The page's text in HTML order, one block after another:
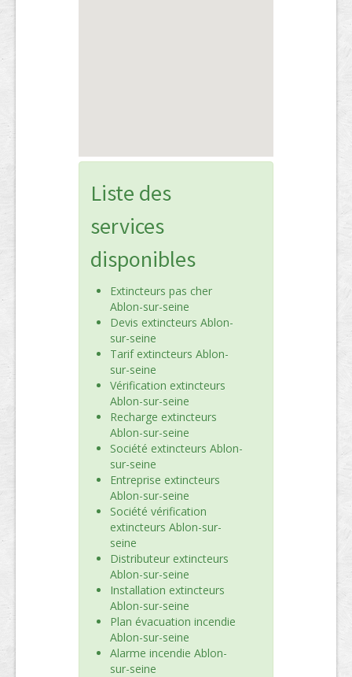
Liste des
services
disponibles
Extincteurs pas cher
Ablon-sur-seine
Devis extincteurs Ablon-
sur-seine
Tarif extincteurs Ablon-
sur-seine
Vérification extincteurs
Ablon-sur-seine
Recharge extincteurs
Ablon-sur-seine
Société extincteurs Ablon-
sur-seine
Entreprise extincteurs
Ablon-sur-seine
Société vérification
extincteurs Ablon-sur-
seine
Distributeur extincteurs
Ablon-sur-seine
Installation extincteurs
Ablon-sur-seine
Plan évacuation incendie
Ablon-sur-seine
Alarme incendie Ablon-
sur-seine